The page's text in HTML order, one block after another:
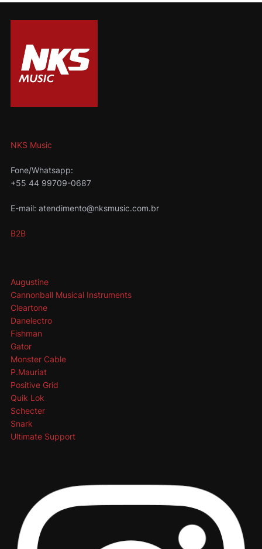
NKS Music
Fone/Whatsapp:
+55 44 99709-0687
E-mail: atendimento@nksmusic.com.br
B2B
Augustine
Cannonball Musical Instruments
Cleartone
Danelectro
Fishman
Gator
Monster Cable
P.Mauriat
Positive Grid
Quik Lok
Schecter
Snark
Ultimate Support